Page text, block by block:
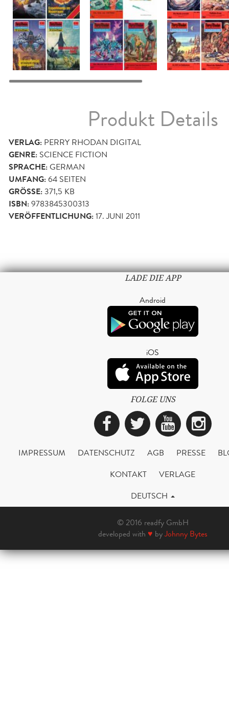
Produkt Details
VERLAG: PERRY RHODAN DIGITAL
GENRE: SCIENCE FICTION
SPRACHE:GERMAN
UMFANG:64 SEITEN
GRÖSSE: 371,5 KB
ISBN:9783845300313
VERÖFFENTLICHUNG:17. JUNI 2011
LADE DIE APP
Android
iOS
FOLGE UNS
Facebook
Twitter
IMPRESSUM DATENSCHUTZ AGB PRESSE
KONTAKT
VERLAGE
DEUTSCH
© 2016 readfy GmbH
developed with ♥ byJohnny Bytes